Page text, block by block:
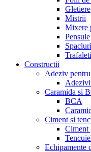
Gletiere
Mistrii
Mixere
Pensule
Spacluri
Trafaleti
Constructii
Adeziv
Caramida si
BCA
Ciment si
Ciment
Echipamente